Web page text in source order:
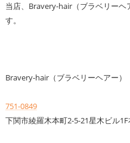
当店、Bravery-hair（ブラベリーヘ
す。
Bravery-hair（ブラベリーヘアー）
751-0849
下関市綾羅木本町2-5-21星木ビル